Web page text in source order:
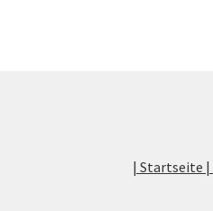
| Startseite |